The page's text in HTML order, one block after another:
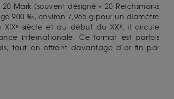
Mark (souvent désigné « 20 Reichsmarks
900 ‰, environ 7,965 g pour un diamètre
siècle et au début du XXᵉ, il circule
internationale. Ce format est parfois
, tout en offrant davantage d’or fin par